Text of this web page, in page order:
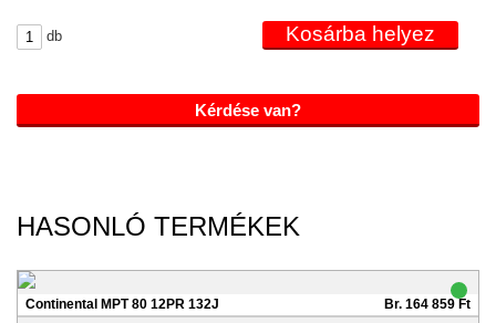
db
Kérdése van?
HASONLÓ TERMÉKEK
Continental MPT 80 12PR 132J Br. 164 859 Ft